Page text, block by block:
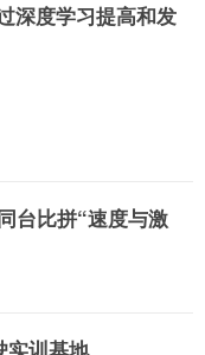
深度学习提高和发
台比拼“速度与激
实训基地